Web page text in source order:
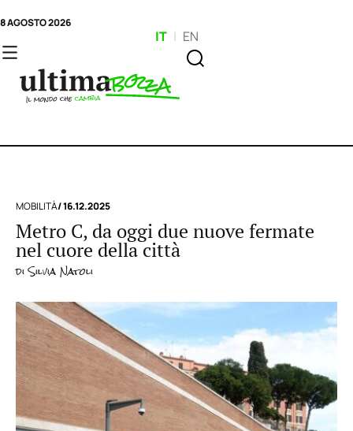
8 AGOSTO 2026
IT | EN
MOBILITÀ/ 16.12.2025
Metro C, da oggi due nuove fermate
nel cuore della città
diSilvia Natoli